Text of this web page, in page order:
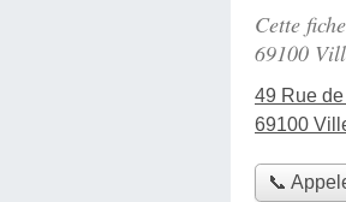
Cette
69100
49 Rue
69100
📞